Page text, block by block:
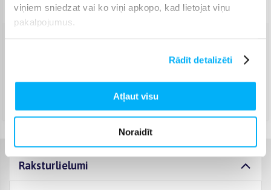
viņiem sniedzat vai ko viņi apkopo, kad lietojat viņu
pakalpojumus.
Rādīt detalizēti
Atļaut visu
Noraidīt
Apmaksā pilnu summu skaidrā naudā piegādes brīdī.
7,99 €)
Augusts 18d. - Augusts 28d.
Raksturlielumi